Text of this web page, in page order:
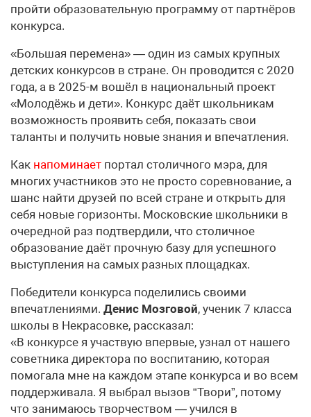
пройти образовательную программу от партнёров
конкурса.
«Большая перемена» — один из самых крупных
детских конкурсов в стране. Он проводится с 2020
года, а в 2025-м вошёл в национальный проект
«Молодёжь и дети». Конкурс даёт школьникам
возможность проявить себя, показать свои
таланты и получить новые знания и впечатления.
Как напоминает портал столичного мэра, для
многих участников это не просто соревнование, а
шанс найти друзей по всей стране и открыть для
себя новые горизонты. Московские школьники в
очередной раз подтвердили, что столичное
образование даёт прочную базу для успешного
выступления на самых разных площадках.
Победители конкурса поделились своими
впечатлениями. Денис Мозговой, ученик 7 класса
школы в Некрасовке, рассказал:
«В конкурсе я участвую впервые, узнал от нашего
советника директора по воспитанию, которая
помогала мне на каждом этапе конкурса и во всем
поддерживала. Я выбрал вызов “Твори”, потому
что занимаюсь творчеством — учился в